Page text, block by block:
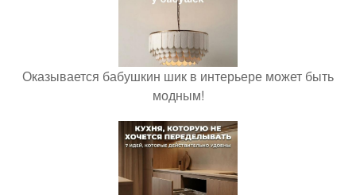
Оказывается бабушкин шик в интерьере может быть
модным!